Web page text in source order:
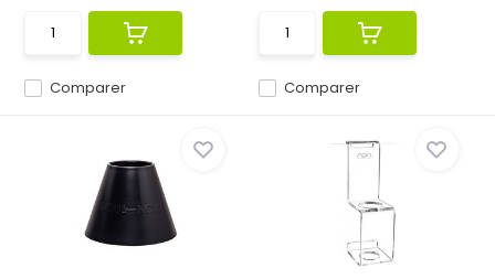
Comparer Comparer